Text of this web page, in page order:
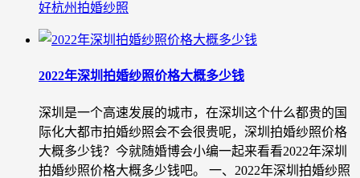
好杭州拍婚纱照
2022年深圳拍婚纱照价格大概多少钱
深圳是一个高速发展的城市，在深圳这个什么都贵的国
际化大都市拍婚纱照会不会很贵呢，深圳拍婚纱照价格
大概多少钱？今就随婚博会小编一起来看看2022年深圳
拍婚纱照价格大概多少钱吧。 一、2022年深圳拍婚纱照